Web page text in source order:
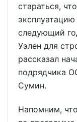
стараться,
следующий
Уэлен для
рассказал
подрядчика
Сумин.
Напомним,